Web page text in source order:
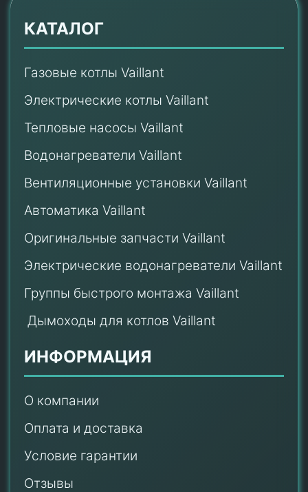
КАТАЛОГ
Газовые котлы Vaillant
Электрические котлы Vaillant
Тепловые насосы Vaillant
Водонагреватели Vaillant
Вентиляционные установки Vaillant
Автоматика Vaillant
Оригинальные запчасти Vaillant
Электрические водонагреватели Vaillant
Группы быстрого монтажа Vaillant
Дымоходы для котлов Vaillant
ИНФОРМАЦИЯ
О компании
Оплата и доставка
Условие гарантии
Отзывы